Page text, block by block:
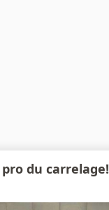
du carrelage!